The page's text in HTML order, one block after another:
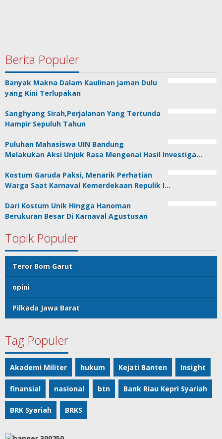
Berita Populer
Banyak Makna Dalam Kaulinan jaman Dulu
yang Kini Terlupakan
Sanghyang Sirah,Perjalanan Yang Tertunda
Hampir Sepuluh Tahun
Puluhan Mahasiswa UIN Bandung
Melakukan Aksi Unjuk Rasa Mengenai Hasil Investiga…
Kostum Garuda Paksi, Menarik Perhatian
Warga Saat Karnaval Kemerdekaan Repulik I…
Dari Kostum Unik Hingga Hanoman
Berukuran Besar Di Karnaval Agustusan
Topik Populer
Teror Bom Garut
opini
Pilkada Jawa Barat
Tag Populer
Akademi Militer hukum Kejati Banten Insight
finansial nasional btn Bank Riau Kepri Syariah
BRK Syariah BRKS